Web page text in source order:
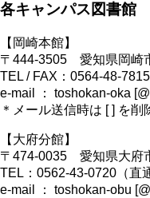
各キャンパス図書館
【岡崎本館】
〒444-3505 愛知県岡崎
TEL / FAX：0564-48-7815
e-mail ： toshokan-oka
＊メール送信時は [ ] を削
【大府分館】
〒474-0035 愛知県大府
TEL：0562-43-0720（直
e-mail ： toshokan-obu